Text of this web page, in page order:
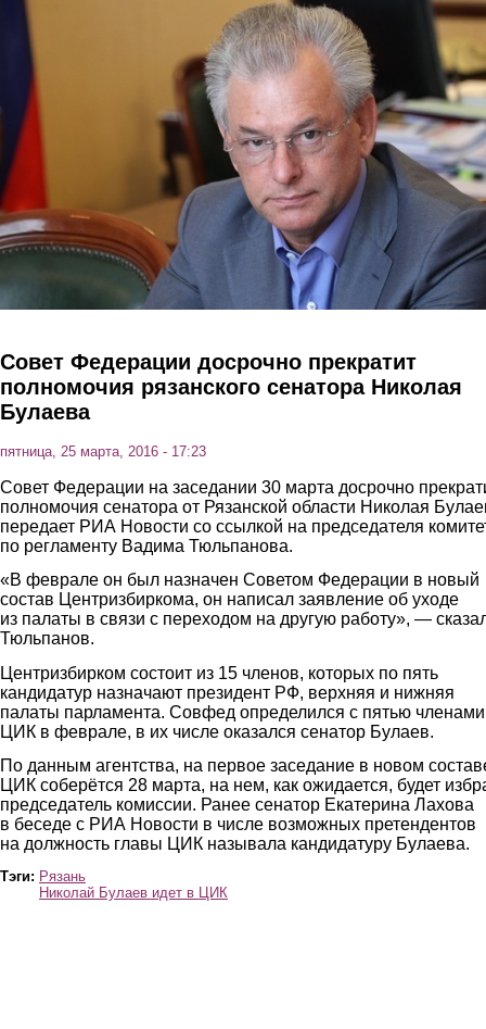
Перейти к основному содержанию
Совет Федерации досрочно прекратит
полномочия рязанского сенатора Николая
Булаева
пятница, 25 марта, 2016 - 17:23
Совет Федерации на заседании 30 марта досрочно
полномочия сенатора от Рязанской области Николая
передает РИА Новости со ссылкой на председателя
по регламенту Вадима Тюльпанова.
«В феврале он был назначен Советом Федерации в новый
состав Центризбиркома, он написал заявление об уходе
из палаты в связи с переходом на другую работу», —
Тюльпанов.
Центризбирком состоит из 15 членов, которых по пять
кандидатур назначают президент РФ, верхняя и нижняя
палаты парламента. Совфед определился с пятью членами
ЦИК в феврале, в их числе оказался сенатор Булаев.
По данным агентства, на первое заседание в новом
ЦИК соберётся 28 марта, на нем, как ожидается, будет
председатель комиссии. Ранее сенатор Екатерина Лахова
в беседе с РИА Новости в числе возможных претендентов
на должность главы ЦИК называла кандидатуру Булаева.
Тэги: Рязань
Николай Булаев идет в ЦИК